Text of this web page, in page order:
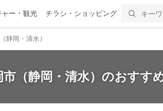
ー・観光 チラシ・ショッピング
静岡・清水）
（静岡・清水）のおすす